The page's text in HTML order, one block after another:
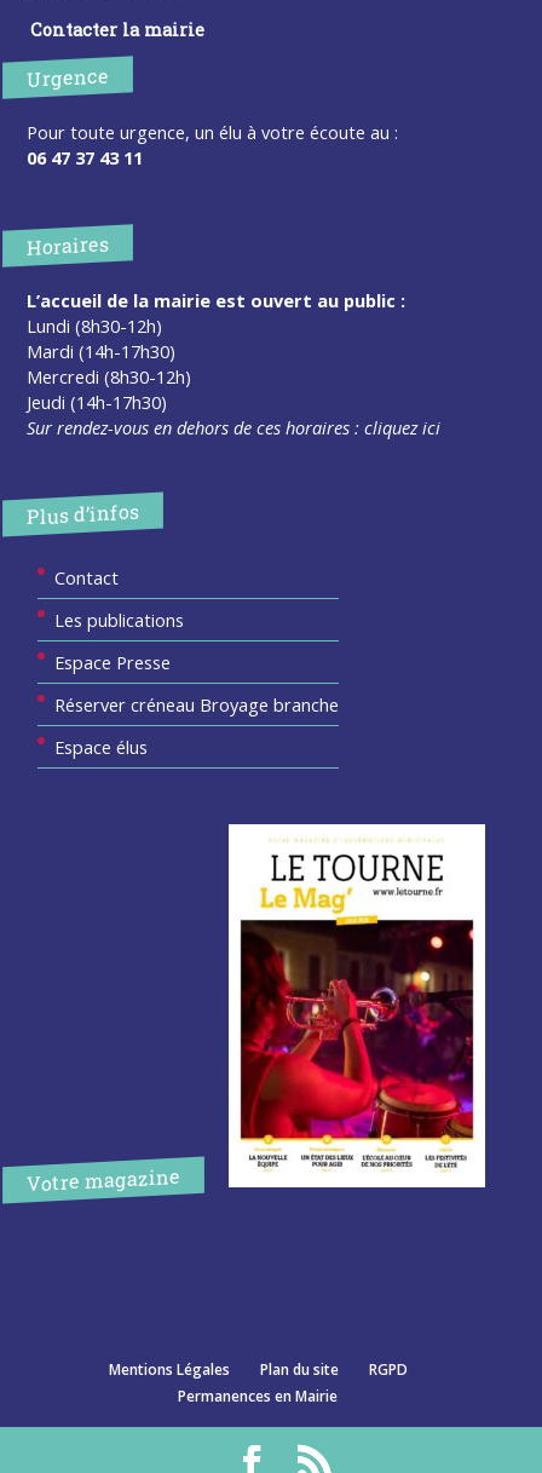
Contacter la mairie
Urgence
Pour toute urgence, un élu à votre écoute au :
06 47 37 43 11
Horaires
L’accueil de la mairie est ouvert au public :
Lundi (8h30-12h)
Mardi (14h-17h30)
Mercredi (8h30-12h)
Jeudi (14h-17h30)
Sur rendez-vous en dehors de ces horaires :cliquez ici
Plus d’infos
Contact
Les publications
Espace Presse
Réserver créneau Broyage branche
Espace élus
Votre magazine
Mentions Légales Plan du site
RGPD
Permanences en Mairie